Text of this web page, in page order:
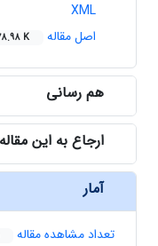
XML
اصل مقاله
K
هم رسانی
ارجاع به این مقاله
آمار
تعداد مشاهده مقاله